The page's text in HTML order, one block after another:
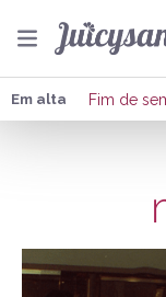
Em alta Fim de